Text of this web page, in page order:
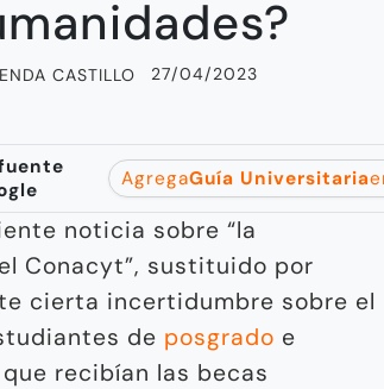
CASTILLO 27/04/2023
AgregaGuía Universitaria
noticia sobre “la
Conacyt”, sustituido por
cierta incertidumbre sobre el
de posgrado e
recibían las becas